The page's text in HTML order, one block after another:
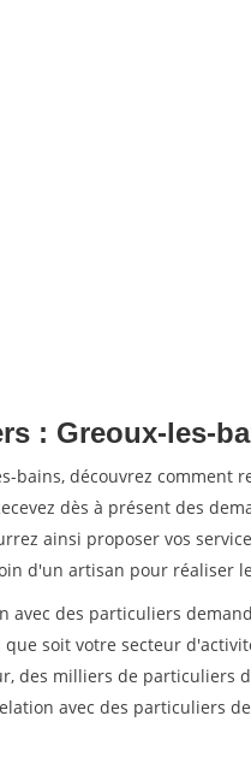
: Greoux-les-
bains, découvrez comment
dès à présent des
ainsi proposer vos
d'un artisan pour réaliser
avec des particuliers
soit votre secteur
des milliers de particuliers
avec des particuliers